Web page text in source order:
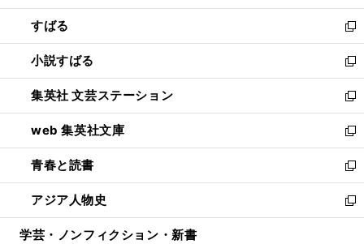
開
く
ウ
で
開
く
ン
ド
ウ
で
開
く
すばる
新
し
い
ウ
ィ
ン
ド
ウ
で
開
く
小説すばる
新
し
い
ウ
ィ
ン
ド
ウ
で
開
集英社 文芸ステーション
新
し
い
ウ
ィ
ン
ド
ウ
web 集英社文庫
新
し
い
ウ
ィ
ン
青春と読書
新
し
い
ウ
アジア人物史
新
し
学芸・ノンフィクション・新書